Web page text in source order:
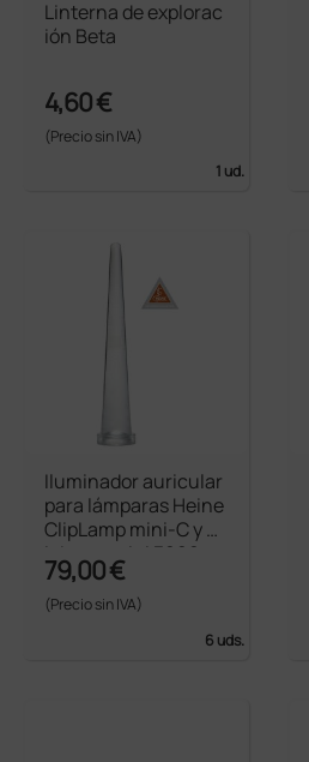
Linterna de explorac
ión Beta
4,60 €
(Precio sin IVA)
1 ud.
Iluminador auricular
para lámparas Heine
ClipLamp mini-C y Cl
ipLamp mini 3000
79,00 €
(Precio sin IVA)
6 uds.